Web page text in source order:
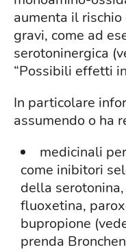
aumenta il
gravi, come ad
serotoninergica
“Possibili effetti
In particolare
assumendo o ha
medicinali
come inibitori
della
fluoxetina,
bupropione
prenda